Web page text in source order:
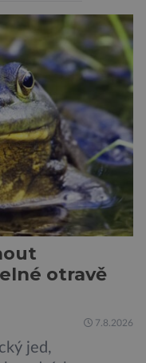
obsažené v
kůže,
geneticky
otravě
7.8.2026
jed,